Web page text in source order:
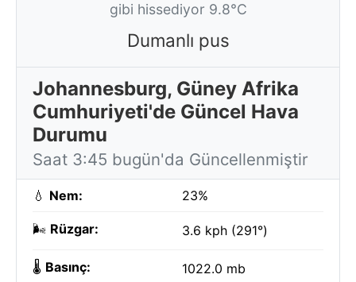
gibi hissediyor 9.8°C
Dumanlı pus
Johannesburg, Güney Afrika
Cumhuriyeti'de Güncel Hava
Durumu
Saat 3:45 bugün'da Güncellenmiştir
💧 Nem: 23%
🌬️ Rüzgar: 3.6 kph (291°)
🌡️ Basınç: 1022.0 mb